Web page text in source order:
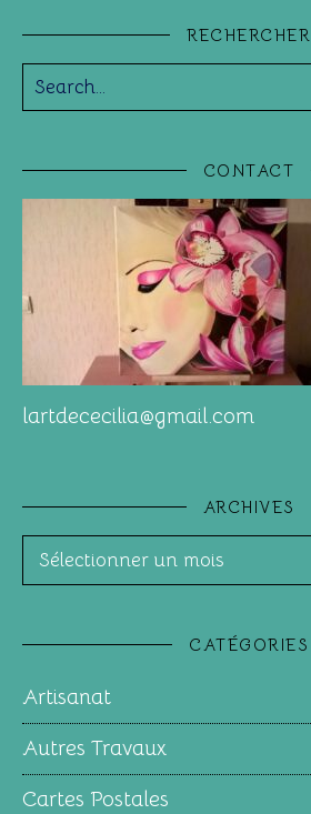
RECHERCHER
CONTACT
lartdececilia@gmail.com
ARCHIVES
Archives
CATÉGORIES
Artisanat
Autres Travaux
Cartes Postales